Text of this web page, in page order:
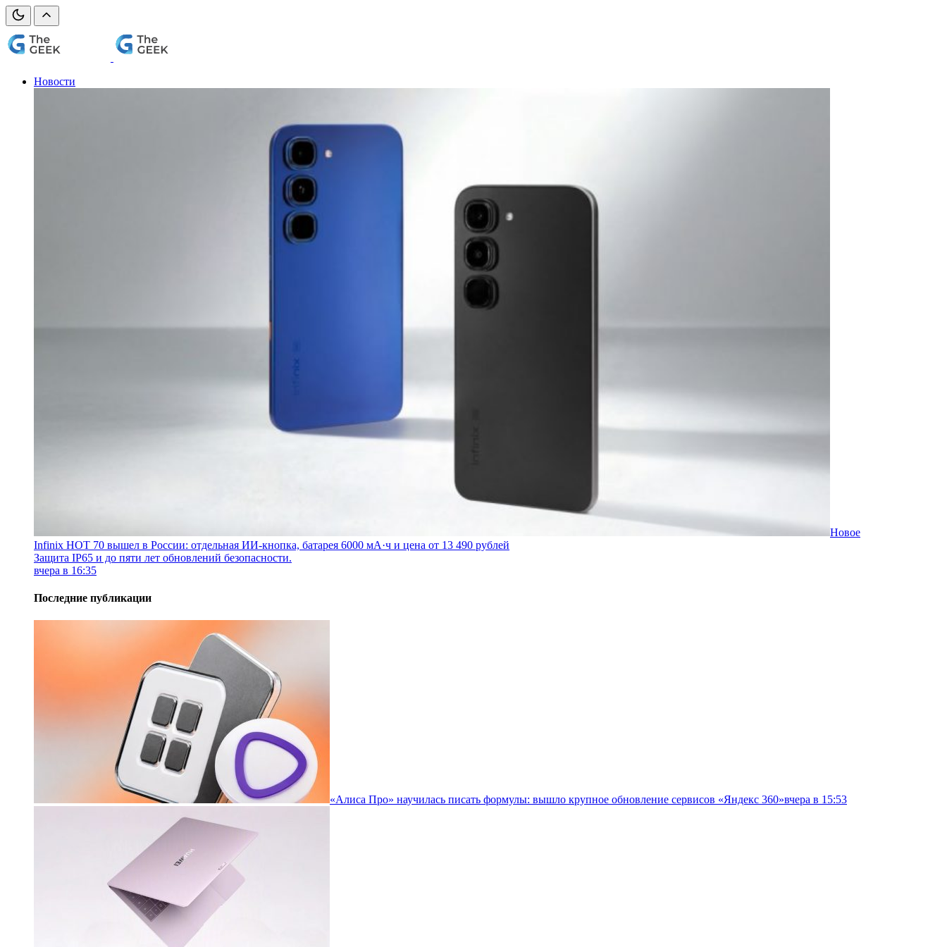
Новости
Новое
Infinix HOT 70 вышел в России: отдельная ИИ-кнопка, батарея 6000 мА·ч и цена от 13 490 рублей
Защита IP65 и до пяти лет обновлений безопасности.
вчера в 16:35
Последние публикации
«Алиса Про» научилась писать формулы: вышло крупное обновление сервисов «Яндекс 360»вчера в 15:53